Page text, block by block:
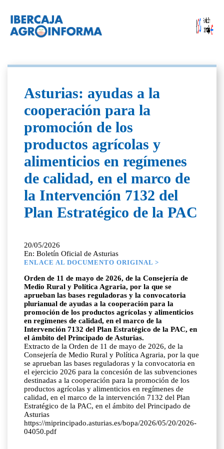
Asturias: ayudas a la
cooperación para la
promoción de los
productos agrícolas y
alimenticios en regímenes
de calidad, en el marco de
la Intervención 7132 del
Plan Estratégico de la PAC
20/05/2026
En: Boletín Oficial de Asturias
ENLACE AL DOCUMENTO ORIGINAL >
Orden de 11 de mayo de 2026, de la Consejería de
Medio Rural y Política Agraria, por la que se
aprueban las bases reguladoras y la convocatoria
plurianual de ayudas a la cooperación para la
promoción de los productos agrícolas y alimenticios
en regímenes de calidad, en el marco de la
Intervención 7132 del Plan Estratégico de la PAC, en
el ámbito del Principado de Asturias.
Extracto de la Orden de 11 de mayo de 2026, de la
Consejería de Medio Rural y Política Agraria, por la que
se aprueban las bases reguladoras y la convocatoria en
el ejercicio 2026 para la concesión de las subvenciones
destinadas a la cooperación para la promoción de los
productos agrícolas y alimenticios en regímenes de
calidad, en el marco de la intervención 7132 del Plan
Estratégico de la PAC, en el ámbito del Principado de
Asturias
https://miprincipado.asturias.es/bopa/2026/05/20/2026-
04050.pdf